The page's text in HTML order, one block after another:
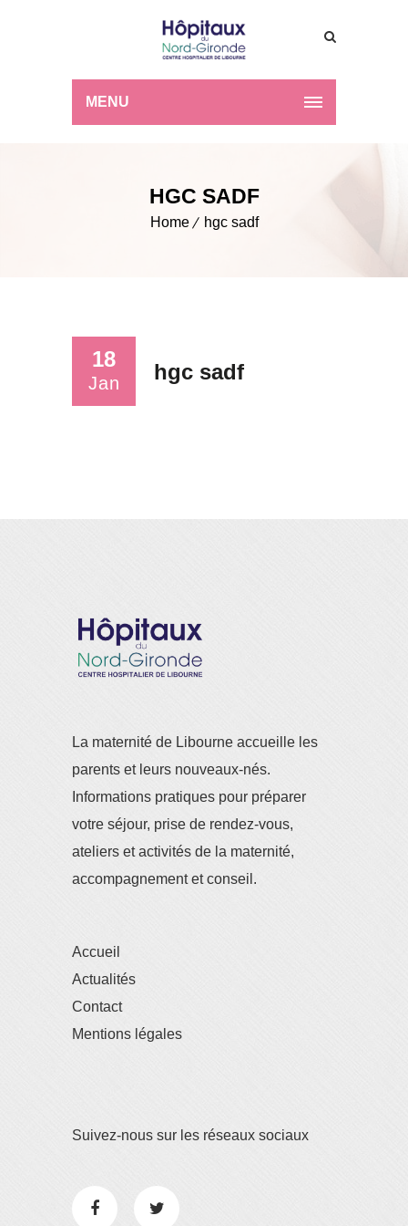
MENU
HGC SADF
Home hgc sadf
18
Jan hgc sadf
La maternité de Libourne accueille les
parents et leurs nouveaux-nés.
Informations pratiques pour préparer
votre séjour, prise de rendez-vous,
ateliers et activités de la maternité,
accompagnement et conseil.
Accueil
Actualités
Contact
Mentions légales
Suivez-nous sur les réseaux sociaux